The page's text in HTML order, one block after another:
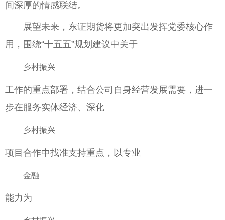
间深厚的情感联结。
展望未来，东证期货将更加突出发挥党委核心作
用，围绕“十五五”规划建议中关于
乡村振兴
工作的重点部署，结合公司自身经营发展需要，进一
步在服务实体经济、深化
乡村振兴
项目合作中找准支持重点，以专业
金融
能力为